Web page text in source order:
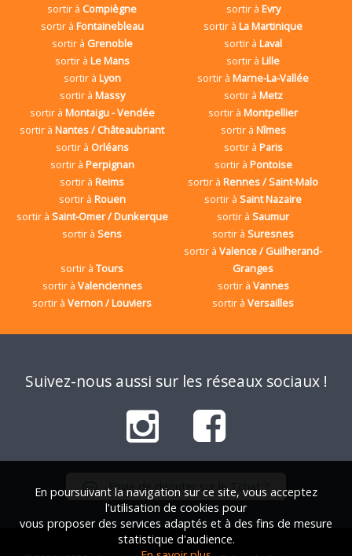
sortir à Compiègne sortir à Evry
sortir à Fontainebleau sortir àLa Martinique
sortir à Grenoble sortir àLaval
sortir à Le Mans sortir àLille
sortir à Lyon sortir àMarne-La-Vallée
sortir à Massy sortir à Metz
sortir à Montaigu - Vendée sortir àMontpellier
sortir àNantes / Châteaubriant sortir à Nîmes
sortir à Orléans sortir à Paris
sortir à Perpignan sortir à Pontoise
sortir àReims sortir àRennes / Saint-Malo
sortir à Rouen sortir àSaint Nazaire
sortir à Saint-Omer / Dunkerque sortir àSaumur
sortir àSens sortir àSuresnes
sortir àTours
sortir àValence / Guilherand-
Granges
sortir à Valenciennes sortir à Vannes
sortir àVernon / Louviers sortir àVersailles
Suivez-nous aussi sur les réseaux sociaux !
Envie de discuter sur le Tchat ?
En poursuivant la navigation sur ce site, vous acceptez
l'utilisation de cookies pour
vous proposer des services adaptés et à des fins de mesure
statistique d'audience.